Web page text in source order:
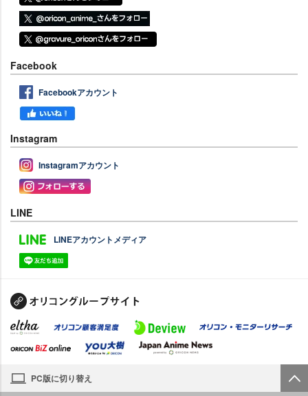
Facebook
Facebookアカウント
Instagram
Instagramアカウント
LINE
LINEアカウントメディア
PC版に切り替え